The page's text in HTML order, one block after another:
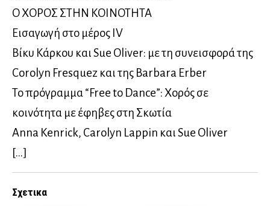
Ο ΧΟΡΟΣ ΣΤΗΝ ΚΟΙΝΟΤΗΤΑ
Εισαγωγή στο μέρος IV
Βίκυ Κάρκου και Sue Oliver: με τη συνεισφορά της
Corolyn Fresquez και της Barbara Erber
Το πρόγραμμα “Free to Dance”: Χορός σε
κοινότητα με έφηβες στη Σκωτία
Anna Kenrick, Carolyn Lappin και Sue Oliver
[…]
Σχετικα